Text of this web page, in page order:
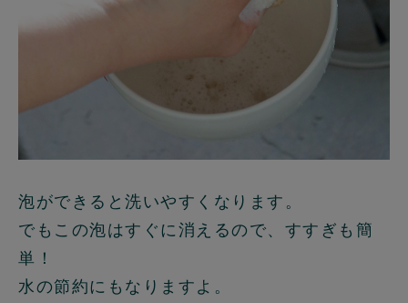
泡ができると洗いやすくなります。
でもこの泡はすぐに消えるので、すすぎも簡
単！
水の節約にもなりますよ。